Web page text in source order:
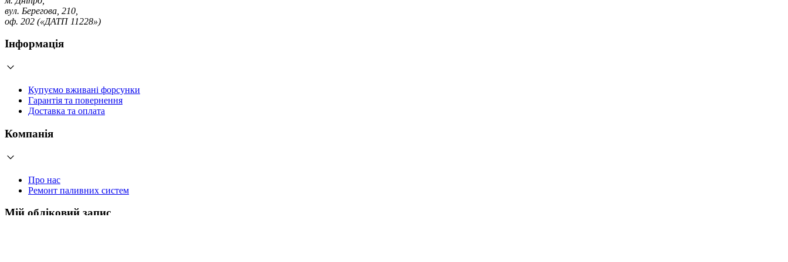
вул. Берегова, 210,
оф. 202 («ДАТП 11228»)
Інформація
Купуємо вживані форсунки
Гарантія та повернення
Доставка та оплата
Компанія
Про нас
Ремонт паливних систем
Мій обліковий запис